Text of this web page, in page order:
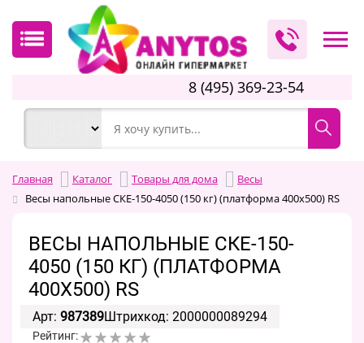
8 (495) 369-23-54
Главная Каталог Товары для дома
Весы
Весы напольные СКЕ-150-4050 (150 кг) (платформа 400х500) RS
ВЕСЫ НАПОЛЬНЫЕ СКЕ-150-
4050 (150 КГ) (ПЛАТФОРМА
400Х500) RS
Арт: 987389Штрихкод: 2000000089294
Рейтинг: